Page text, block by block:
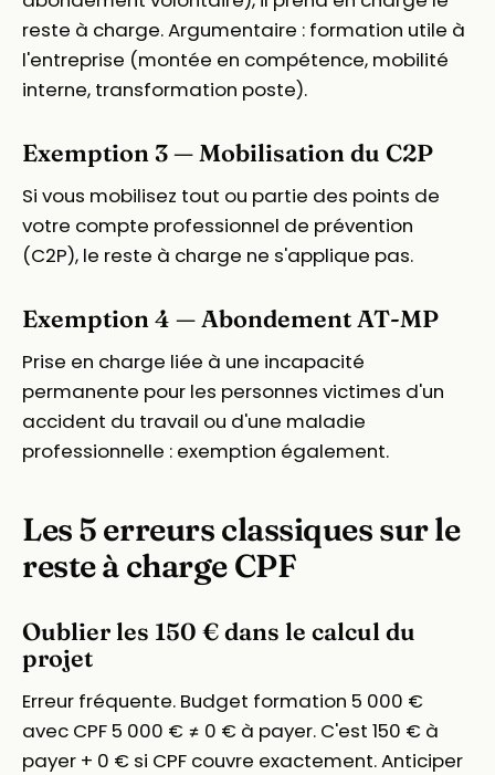
reste à charge. Argumentaire : formation utile à
l'entreprise (montée en compétence, mobilité
interne, transformation poste).
Exemption 3 — Mobilisation du C2P
Si vous mobilisez tout ou partie des points de
votre compte professionnel de prévention
(C2P), le reste à charge ne s'applique pas.
Exemption 4 — Abondement AT-MP
Prise en charge liée à une incapacité
permanente pour les personnes victimes d'un
accident du travail ou d'une maladie
professionnelle : exemption également.
Les 5 erreurs classiques sur le
reste à charge CPF
Oublier les 150 € dans le calcul du
projet
Erreur fréquente. Budget formation 5 000 €
avec CPF 5 000 € ≠ 0 € à payer. C'est 150 € à
payer + 0 € si CPF couvre exactement. Anticiper